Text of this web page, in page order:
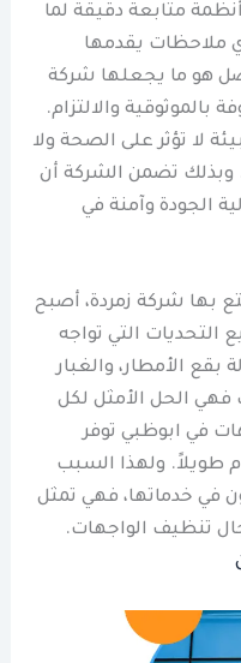
متابعة دقيقة لما
ملاحظات يقدمها
هو ما يجعلها شركة
والالتزام.
لا تؤثر على الصحة ولا
تضمن الشركة أن
الجودة وآمنة في
بها شركة زمردة، أصبح
التحديات التي تواجه
بقع الأمطار، والغبار
فهي الحل الأمثل لكل
في ابوظبي توفر
طويلاً. ولهذا السبب
في خدماتها، فهي تمثل
تنظيف الواجهات.